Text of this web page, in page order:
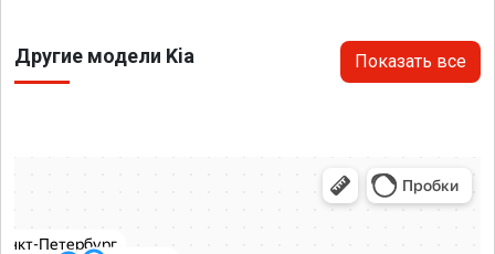
Другие модели Kia Показать все